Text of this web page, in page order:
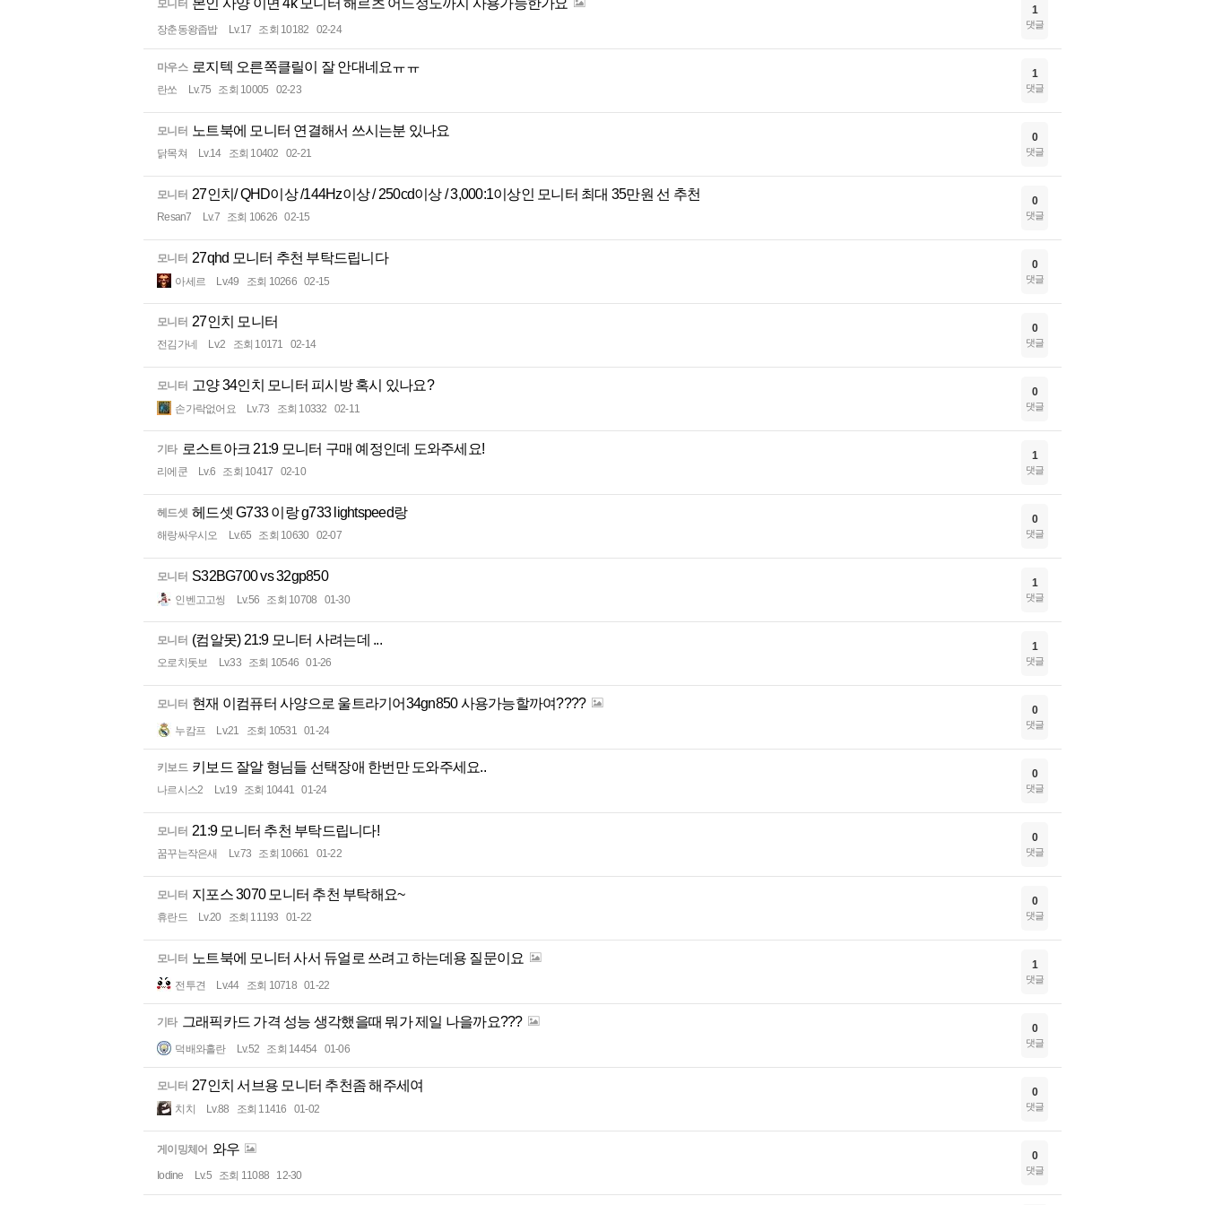
모니터 본인 사양 이면 4k 모니터 해르츠 어느정도까지 사용가능한가요
장춘동왕좁밥 Lv.17 조회 10182 02-24
1
댓글
마우스 로지텍 오른쪽클릴이 잘 안대네요ㅠㅠ
란쏘 Lv.75 조회 10005 02-23
1
댓글
모니터 노트북에 모니터 연결해서 쓰시는분 있나요
닭목쳐 Lv.14 조회 10402 02-21
0
댓글
모니터 27인치/ QHD이상 /144Hz이상 / 250cd이상 / 3,000:1이상인 모니터 최대 35만원 선 추천
Resan7 Lv.7 조회 10626 02-15
0
댓글
모니터 27qhd 모니터 추천 부탁드립니다
아세르 Lv.49 조회 10266 02-15
0
댓글
모니터 27인치 모니터
전김가네 Lv.2 조회 10171 02-14
0
댓글
모니터 고양 34인치 모니터 피시방 혹시 있나요?
손가락없어요 Lv.73 조회 10332 02-11
0
댓글
기타 로스트아크 21:9 모니터 구매 예정인데 도와주세요!
리에쿤 Lv.6 조회 10417 02-10
1
댓글
헤드셋 헤드셋 G733 이랑 g733 lightspeed랑
해랑싸우시오 Lv.65 조회 10630 02-07
0
댓글
모니터 S32BG700 vs 32gp850
인벤고고씽 Lv.56 조회 10708 01-30
1
댓글
모니터 (컴알못) 21:9 모니터 사려는데 ...
오로치돗보 Lv.33 조회 10546 01-26
1
댓글
모니터 현재 이컴퓨터 사양으로 울트라기어34gn850 사용가능할까여????
누캄프 Lv.21 조회 10531 01-24
0
댓글
키보드 키보드 잘알 형님들 선택장애 한번만 도와주세요..
나르시스2 Lv.19 조회 10441 01-24
0
댓글
모니터 21:9 모니터 추천 부탁드립니다!
꿈꾸는작은새 Lv.73 조회 10661 01-22
0
댓글
모니터 지포스 3070 모니터 추천 부탁해요~
휴란드 Lv.20 조회 11193 01-22
0
댓글
모니터 노트북에 모니터 사서 듀얼로 쓰려고 하는데용 질문이요
전투견 Lv.44 조회 10718 01-22
1
댓글
기타 그래픽카드 가격 성능 생각했을때 뭐가 제일 나을까요???
덕배와홀란 Lv.52 조회 14454 01-06
0
댓글
모니터 27인치 서브용 모니터 추천좀 해주세여
치치 Lv.88 조회 11416 01-02
0
댓글
게이밍체어 와우
Iodine Lv.5 조회 11088 12-30
0
댓글